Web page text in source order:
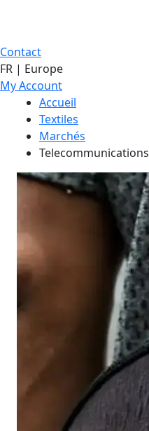
Contact
FR | Europe
My Account
Accueil
Textiles
Marchés
Telecommunications